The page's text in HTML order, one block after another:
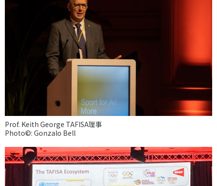
Prof. Keith George TAFISA理事
Photo©: Gonzalo Bell